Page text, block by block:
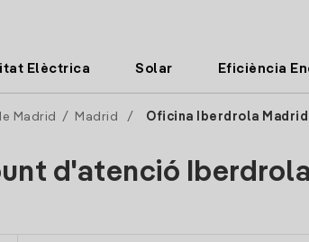
Elèctrica Solar Eficiència
Madrid / Madrid / Oficina Iberdrola
d'atenció